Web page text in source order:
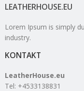
LEATHERHOUSE.EU
Lorem Ipsum is simply
industry.
KONTAKT
LeatherHouse.eu
Tel: +4533138831